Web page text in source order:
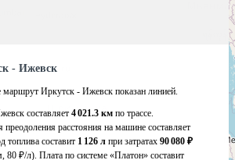
- Ижевск
маршрут Иркутск - Ижевск показан линией.
составляет 4 021.3 км по трассе.
расстояния на машине составляет
топлива составит 1 126 л при затратах 90 080 ₽
80 ₽/л). Плата по системе «Платон» составит